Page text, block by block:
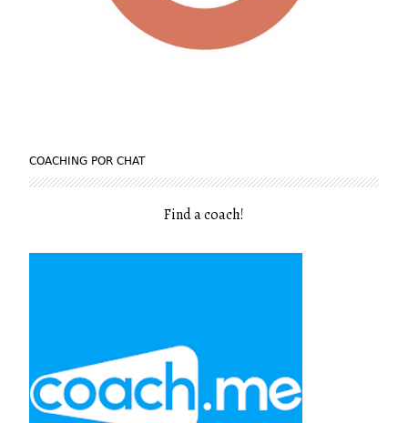
COACHING POR CHAT
Find a coach!